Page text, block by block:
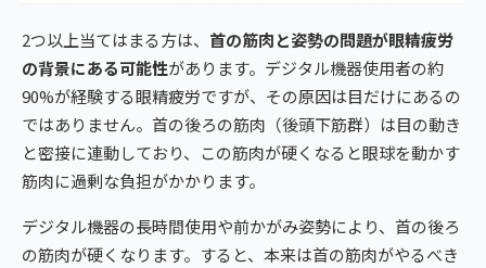
2つ以上当てはまる方は、 首の筋肉と姿勢の問題が眼精疲労
の背景にある可能性があります。デジタル機器使用者の約
90%が経験する眼精疲労ですが、その原因は目だけにあるの
ではありません。首の後ろの筋肉（後頭下筋群）は目の動き
と密接に連動しており、この筋肉が硬くなると眼球を動かす
筋肉に過剰な負担がかかります。
デジタル機器の長時間使用や前かがみ姿勢により、首の後ろ
の筋肉が硬くなります。すると、本来は首の筋肉がやるべき